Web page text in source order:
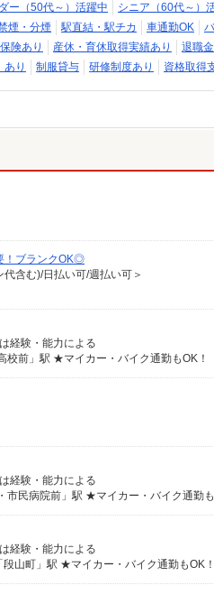
ー（50代～）活躍中 シニア（60代～）
煙・分煙 駅直結・駅チカ 車通勤OK
険あり 産休・育休取得実績あり
退職
り
制服貸与 研修制度あり 資格取得
！ブランクOK◎
含む)/日払い可/週払い可＞
経験・能力による
前」駅 ★マイカー・バイク通勤もOK！
経験・能力による
民病院前」駅 ★マイカー・バイク通勤も
経験・能力による
山町」駅 ★マイカー・バイク通勤もOK！